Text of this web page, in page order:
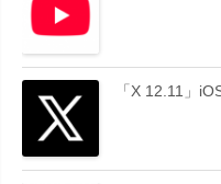
「X 12.11」